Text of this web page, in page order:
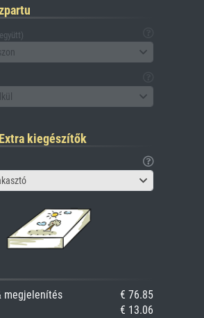
kiegészítők
megjelenítés
€ 76.85
€ 13.06